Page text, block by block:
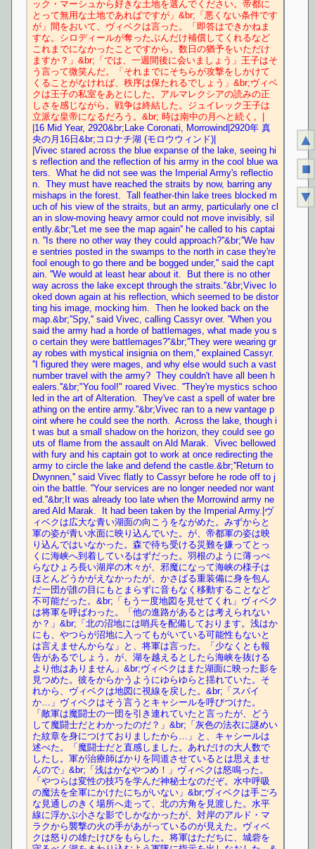
ック・マーシュから好きな土地を選んでください。帝都に
とって無用な土地であればですが」&br;「悪くない条件です
が」間をおいて、ヴィベクは言った。「即答はできかねま
すな。シロディールが奪ったぶんだけ補償してくれるなど
これまでになかったことですから。数日の猶予をいただけ
ますか？」&br;「では、一週間後に会いましょう」王子はそ
う言って微笑んだ。「それまでにそちらが攻撃をしかけて
くることがなければ、秩序は保たれるでしょう」&br;ヴィベ
クは王子の私室をあとにした。アルマレクシアの読みの正
しさを感じながら。戦争は終結した。ジュイレック王子は
立派な皇帝になるだろう。&br; 時は南中の月へと続く。|
|16 Mid Year, 2920&br;Lake Coronati, Morrowind|2920年 真
央の月16日&br;コロナチ湖 (モロウウィンド)|
|Vivec stared across the blue expanse of the lake, seeing hi
s reflection and the reflection of his army in the cool blue wa
ters.  What he did not see was the Imperial Army's reflectio
n.  They must have reached the straits by now, barring any
mishaps in the forest.  Tall feather-thin lake trees blocked m
uch of his view of the straits, but an army, particularly one cl
an in slow-moving heavy armor could not move invisibly, sil
ently.&br;''Let me see the map again'' he called to his captai
n. ''Is there no other way they could approach?''&br;''We hav
e sentries posted in the swamps to the north in case they're
fool enough to go there and be bogged under,'' said the capt
ain. ''We would at least hear about it.  But there is no other
way across the lake except through the straits.''&br;Vivec lo
oked down again at his reflection, which seemed to be distor
ting his image, mocking him.  Then he looked back on the
map.&br;''Spy,'' said Vivec, calling Cassyr over. ''When you
said the army had a horde of battlemages, what made you s
o certain they were battlemages?''&br;''They were wearing gr
ay robes with mystical insignia on them,'' explained Cassyr.
''I figured they were mages, and why else would such a vast
number travel with the army?  They couldn't have all been h
ealers.''&br;"You fool!" roared Vivec. ''They're mystics schoo
led in the art of Alteration.  They've cast a spell of water bre
athing on the entire army.''&br;Vivec ran to a new vantage p
oint where he could see the north.  Across the lake, though i
t was but a small shadow on the horizon, they could see go
uts of flame from the assault on Ald Marak.  Vivec bellowed
with fury and his captain got to work at once redirecting the
army to circle the lake and defend the castle.&br;''Return to
Dwynnen,'' said Vivec flatly to Cassyr before he rode off to j
oin the battle. ''Your services are no longer needed nor want
ed.''&br;It was already too late when the Morrowind army ne
ared Ald Marak.  It had been taken by the Imperial Army.|ヴ
ィベクは広大な青い湖面の向こうをながめた。みずからと
軍の姿が青い水面に映り込んでいた。が、帝都軍の姿は映
り込んではいなかった。森で待ち受ける災難を嫌ってとっ
くに海峡へ到着しているはずだった。羽根のように薄っぺ
らなひょろ長い湖岸の木々が、邪魔になって海峡の様子は
ほとんどうかがえなかったが、かさばる重装備に身を包ん
だ一団が誰の目にもとまらずに音もなく移動することなど
不可能だった。&br;「もう一度地図を見せてくれ」ヴィベク
は将軍を呼ばわった。「他の進路があるとは考えられない
か？」&br;「北の沼地には哨兵を配備しております。浅はか
にも、やつらが沼地に入ってもがいている可能性もないと
は言えませんからな」と、将軍は言った。「少なくとも報
告があるでしょう。が、湖を越えるとしたら海峡を抜ける
より他はありません」&br;ヴィベクはまた湖面に映った影を
見つめた。彼をからかうようにゆらゆらと揺れていた。そ
れから、ヴィベクは地図に視線を戻した。&br;「スパイ
か…」ヴィベクはそう言うとキャシールを呼びつけた。
「敵軍は魔闘士の一団を引き連れていたと言ったが、どう
して魔闘士だとわかったのだ？」&br;「灰色の法衣に謎めい
た紋章を身につけておりましたから…」と、キャシールは
述べた。「魔闘士だと直感しました。あれだけの大人数で
したし。軍が治療師ばかりを同道させているとは思えませ
んので」&br;「浅はかなやつめ！」ヴィベクは怒鳴った。
「やつらは変性の技巧を学んだ神秘士なのだぞ。水中呼吸
の魔法を全軍にかけたにちがいない」&br;ヴィベクは手ごろ
な見通しのきく場所へ走って、北の方角を見渡した。水平
線に浮かぶ小さな影でしかなかったが、対岸のアルド・マ
ラクから襲撃の火の手があがっているのが見えた。ヴィベ
クは怒りの雄たけびをもらした。将軍はただちに、城砦を
▲
■
▼